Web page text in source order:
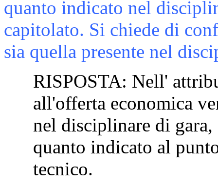
quanto indicato nel
capitolato. Si chiede di
sia quella presente nel
RISPOSTA: Nell'
all'offerta economica
nel disciplinare di gara,
quanto indicato al
tecnico.